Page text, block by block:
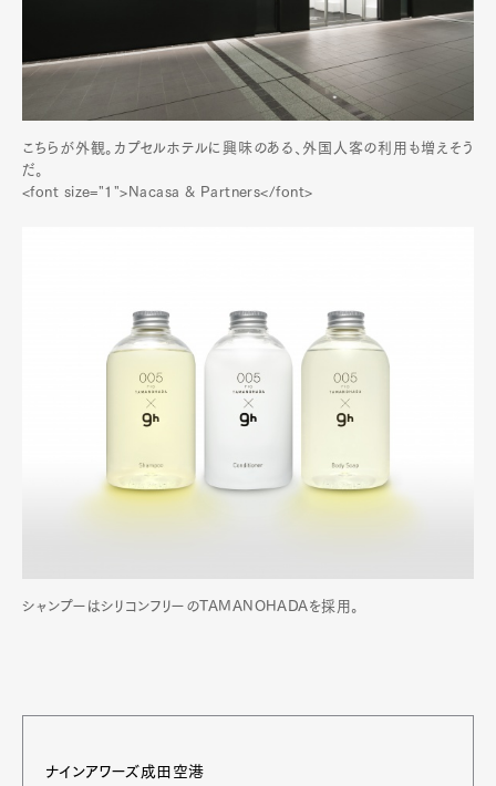
こちらが外観。カプセルホテルに興味のある、外国人客の利用も増えそう
だ。
<font size="1">Nacasa & Partners</font>
シャンプーはシリコンフリーのTAMANOHADAを採用。
ナインアワーズ成田空港